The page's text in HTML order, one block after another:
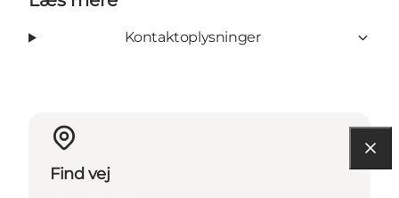
Kontaktoplysninger
Find vej